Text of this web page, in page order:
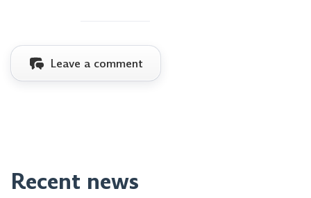
Leave a comment
Recent news